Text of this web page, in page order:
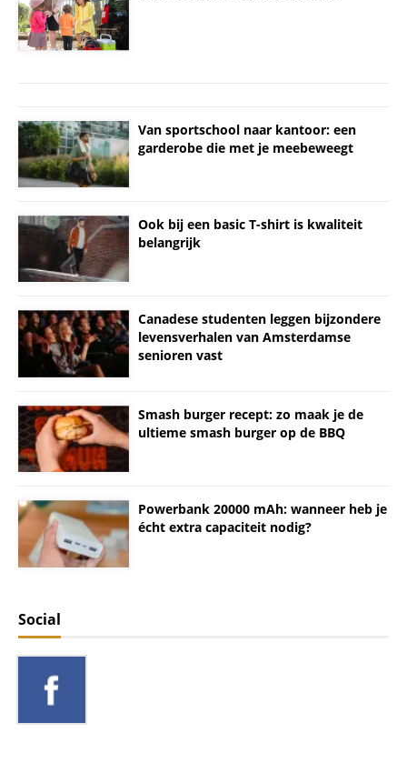
Van sportschool naar kantoor: een
garderobe die met je meebeweegt
Ook bij een basic T-shirt is kwaliteit
belangrijk
Canadese studenten leggen bijzondere
levensverhalen van Amsterdamse
senioren vast
Smash burger recept: zo maak je de
ultieme smash burger op de BBQ
Powerbank 20000 mAh: wanneer heb je
écht extra capaciteit nodig?
Social